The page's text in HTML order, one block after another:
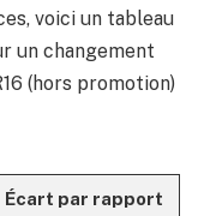
voici un tableau
un changement
(hors promotion)
Écart par rapport